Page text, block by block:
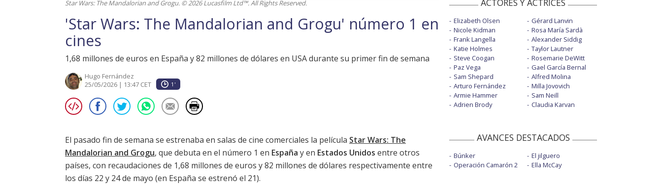
Star Wars: The Mandalorian and Grogu. © 2026 Lucasfilm Ltd™. All Rights Reserved.
'Star Wars: The Mandalorian and Grogu' número 1 en
cines
1,68 millones de euros en España y 82 millones de dólares en USA durante su primer fin de semana
Hugo Fernández
25/05/2026 | 13:47 CET
1'
El pasado fin de semana se estrenaba en salas de cine comerciales la película Star Wars: The
Mandalorian and Grogu, que debuta en el número 1 en España y en Estados Unidos entre otros
países, con recaudaciones de 1,68 millones de euros y 82 millones de dólares respectivamente entre
los días 22 y 24 de mayo (en España se estrenó el 21).
ACTORES Y ACTRICES
Elizabeth Olsen
Nicole Kidman
Frank Langella
Katie Holmes
Steve Coogan
Paz Vega
Sam Shepard
Arturo Fernández
Armie Hammer
Adrien Brody
Gérard Lanvin
Rosa María Sardà
Alexander Siddig
Taylor Lautner
Rosemarie DeWitt
Gael García Bernal
Alfred Molina
Milla Jovovich
Sam Neill
Claudia Karvan
AVANCES DESTACADOS
Búnker
Operación Camarón 2
El jilguero
Ella McCay